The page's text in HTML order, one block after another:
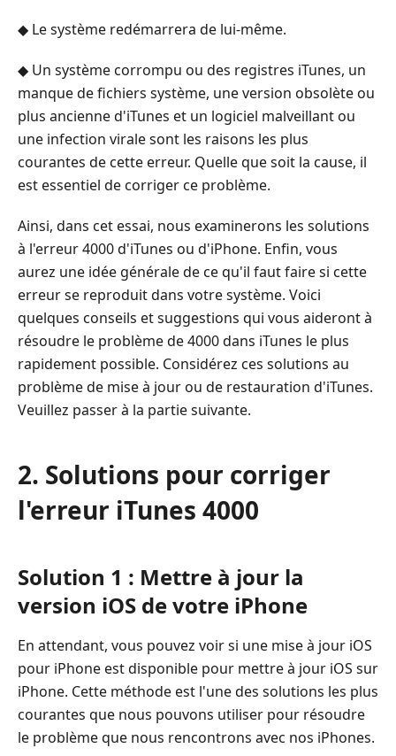
◆ Le système redémarrera de lui-même.
◆ Un système corrompu ou des registres iTunes, un
manque de fichiers système, une version obsolète ou
plus ancienne d'iTunes et un logiciel malveillant ou
une infection virale sont les raisons les plus
courantes de cette erreur. Quelle que soit la cause, il
est essentiel de corriger ce problème.
Ainsi, dans cet essai, nous examinerons les solutions
à l'erreur 4000 d'iTunes ou d'iPhone. Enfin, vous
aurez une idée générale de ce qu'il faut faire si cette
erreur se reproduit dans votre système. Voici
quelques conseils et suggestions qui vous aideront à
résoudre le problème de 4000 dans iTunes le plus
rapidement possible. Considérez ces solutions au
problème de mise à jour ou de restauration d'iTunes.
Veuillez passer à la partie suivante.
2. Solutions pour corriger
l'erreur iTunes 4000
Solution 1 : Mettre à jour la
version iOS de votre iPhone
En attendant, vous pouvez voir si une mise à jour iOS
pour iPhone est disponible pour mettre à jour iOS sur
iPhone. Cette méthode est l'une des solutions les plus
courantes que nous pouvons utiliser pour résoudre
le problème que nous rencontrons avec nos iPhones.